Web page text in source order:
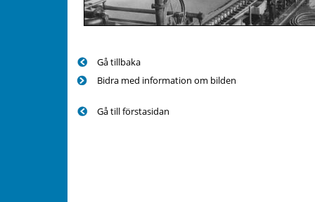
Gå tillbaka
Bidra med information om bilden
Gå till förstasidan